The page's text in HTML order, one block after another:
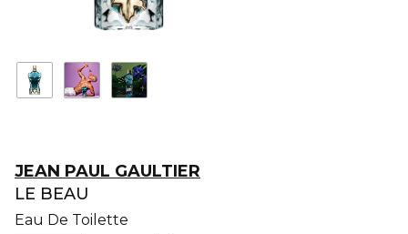
JEAN PAUL GAULTIER
LE BEAU
Eau De Toilette